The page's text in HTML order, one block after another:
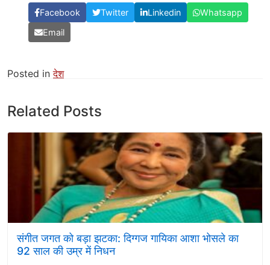
Facebook Twitter Linkedin
Whatsapp
Email
Posted inदेश
Related Posts
संगीत जगत को बड़ा झटका: दिग्गज गायिका आशा भोसले का
92 साल की उम्र में निधन